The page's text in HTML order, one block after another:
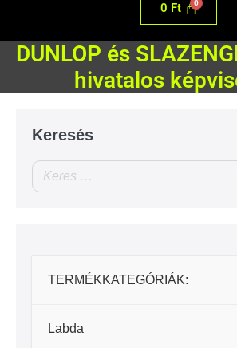
0 Ft
DUNLOP és
hivatalos
Keresés
TERMÉKKATEGÓRIÁK:
Labda